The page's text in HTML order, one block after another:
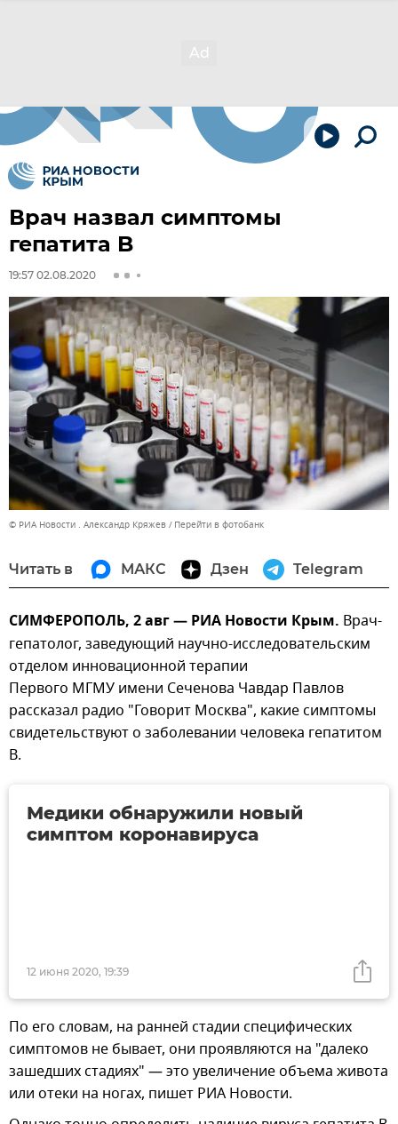
Врач назвал симптомы
гепатита B
19:57 02.08.2020
© РИА Новости . Александр Кряжев Перейти в фотобанк
Читать в МАКС Дзен Telegram
СИМФЕРОПОЛЬ, 2 авг — РИА Новости Крым. Врач-
гепатолог, заведующий научно-исследовательским
отделом инновационной терапии
Первого МГМУ имени Сеченова Чавдар Павлов
рассказал радио "Говорит Москва", какие симптомы
свидетельствуют о заболевании человека гепатитом
B.
12 июня 2020, 19:39
Медики обнаружили новый
симптом коронавируса
По его словам, на ранней стадии специфических
симптомов не бывает, они проявляются на "далеко
зашедших стадиях" — это увеличение объема живота
или отеки на ногах, пишет РИА Новости.